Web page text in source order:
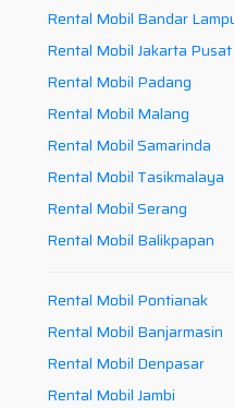
Rental Mobil Bandar
Rental Mobil Jakarta Pusat
Rental Mobil Padang
Rental Mobil Malang
Rental Mobil Samarinda
Rental Mobil Tasikmalaya
Rental Mobil Serang
Rental Mobil Balikpapan
Rental Mobil Pontianak
Rental Mobil Banjarmasin
Rental Mobil Denpasar
Rental Mobil Jambi